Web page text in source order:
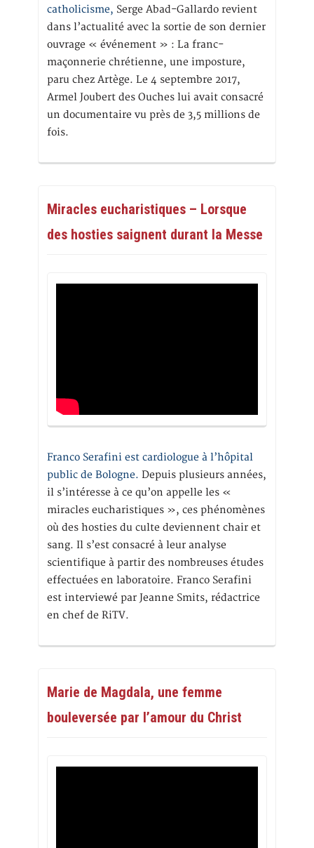
catholicisme, Serge Abad-Gallardo revient
dans l’actualité avec la sortie de son dernier
ouvrage « événement » : La franc-
maçonnerie chrétienne, une imposture,
paru chez Artège. Le 4 septembre 2017,
Armel Joubert des Ouches lui avait consacré
un documentaire vu près de 3,5 millions de
fois.
Miracles eucharistiques – Lorsque
des hosties saignent durant la Messe
Franco Serafini est cardiologue à l’hôpital
public de Bologne. Depuis plusieurs années,
il s’intéresse à ce qu’on appelle les «
miracles eucharistiques », ces phénomènes
où des hosties du culte deviennent chair et
sang. Il s’est consacré à leur analyse
scientifique à partir des nombreuses études
effectuées en laboratoire. Franco Serafini
est interviewé par Jeanne Smits, rédactrice
en chef de RiTV.
Marie de Magdala, une femme
bouleversée par l’amour du Christ